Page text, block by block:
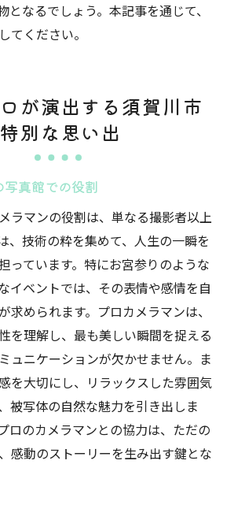
となるでしょう。本記事を通じて、
てください。
が演出する須賀川市
別な思い出
真館での役割
ラマンの役割は、単なる撮影者以上
、技術の粋を集めて、人生の一瞬を
っています。特にお宮参りのような
イベントでは、その表情や感情を自
求められます。プロカメラマンは、
を理解し、最も美しい瞬間を捉える
ュニケーションが欠かせません。ま
を大切にし、リラックスした雰囲気
被写体の自然な魅力を引き出しま
ロのカメラマンとの協力は、ただの
感動のストーリーを生み出す鍵とな